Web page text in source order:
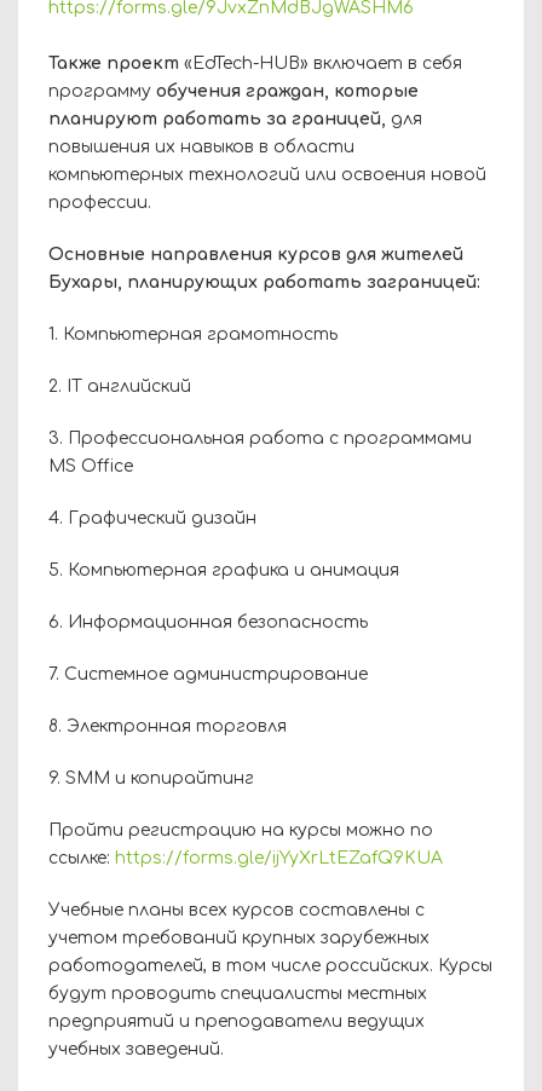
https://forms.gle/9JvxZnMdBJgWASHM6
Также проект «EdTech-HUB» включает в себя
программу обучения граждан, которые
планируют работать за границей, для
повышения их навыков в области
компьютерных технологий или освоения новой
профессии.
Основные направления курсов для жителей
Бухары, планирующих работать заграницей:
1. Компьютерная грамотность
2. IT английский
3. Профессиональная работа с программами
MS Office
4. Графический дизайн
5. Компьютерная графика и анимация
6. Информационная безопасность
7. Системное администрирование
8. Электронная торговля
9. SMM и копирайтинг
Пройти регистрацию на курсы можно по
ссылке: https://forms.gle/ijYyXrLtEZafQ9KUA
Учебные планы всех курсов составлены с
учетом требований крупных зарубежных
работодателей, в том числе российских. Курсы
будут проводить специалисты местных
предприятий и преподаватели ведущих
учебных заведений.